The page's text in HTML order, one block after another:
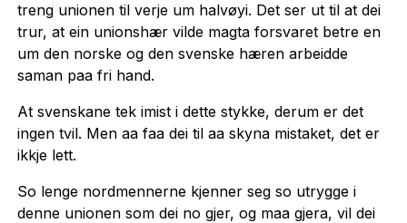
treng unionen til verje um halvøyi. Det ser ut til at dei
trur, at ein unionshær vilde magta forsvaret betre en
um den norske og den svenske hæren arbeidde
saman paa fri hand.
At svenskane tek imist i dette stykke, derum er det
ingen tvil. Men aa faa dei til aa skyna mistaket, det er
ikkje lett.
So lenge nordmennerne kjenner seg so utrygge i
denne unionen som dei no gjer, og maa gjera, vil dei